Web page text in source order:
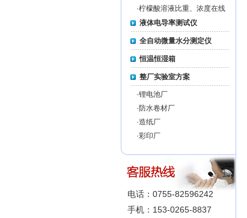
度在线监测仪MZ-CS-ON-
·柠檬酸溶液比重、浓度在线
监测仪MZ-CA-ON-LINE
液体电导率测试仪
全自动微量水分测定仪
恒温恒湿箱
整厂实验室方案
·锂电池厂
·防水卷材厂
·造纸厂
·彩印厂
电话：0755-82596242
手机：153-0265-8837